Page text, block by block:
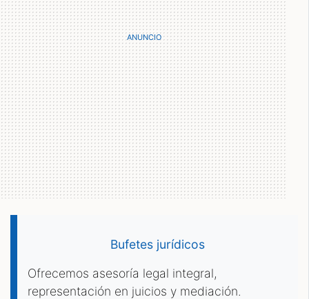
Bufetes jurídicos
Ofrecemos asesoría legal integral,
representación en juicios y mediación.